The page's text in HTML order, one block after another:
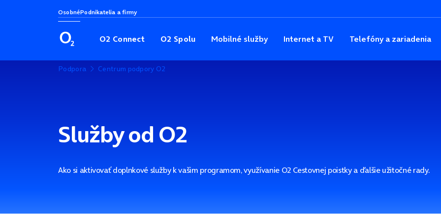
OsobnéPodnikatelia a firmy
O2 Connect O2 Spolu Mobilné služby Internet a TV Telefóny a zariadenia
Podpora Centrum podpory O2
Služby od O2
Ako si aktivovať doplnkové služby k vašim programom, využívanie O2 Cestovnej poistky a ďalšie užitočné rady.